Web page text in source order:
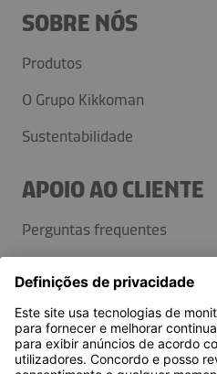
SOBRE NÓS
Produtos
O Grupo Kikkoman
Sustentabilidade
APOIO AO CLIENTE
Perguntas frequentes
Newsletter
Imprensa